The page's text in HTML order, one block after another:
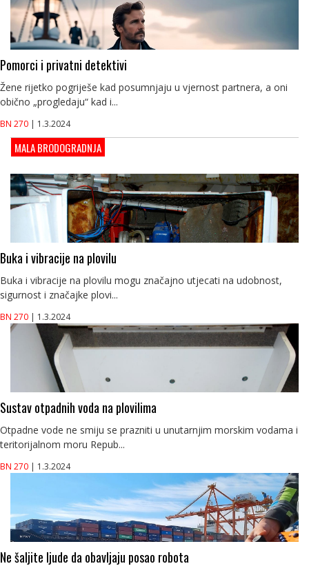
Pomorci i privatni detektivi
Žene rijetko pogriješe kad posumnjaju u vjernost partnera, a oni
obično „progledaju“ kad i...
BN 270 | 1.3.2024
MALA BRODOGRADNJA
Buka i vibracije na plovilu
Buka i vibracije na plovilu mogu značajno utjecati na udobnost,
sigurnost i značajke plovi...
BN 270 | 1.3.2024
Sustav otpadnih voda na plovilima
Otpadne vode ne smiju se prazniti u unutarnjim morskim vodama i
teritorijalnom moru Repub...
BN 270 | 1.3.2024
Ne šaljite ljude da obavljaju posao robota